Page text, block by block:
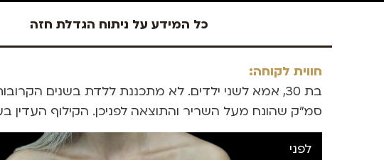
כל המידע על ניתוח הגדלת חזה
חווית לקוחה:
סמ”ק שהונח מעל השריר והתוצאה לפניכן. הקילוף העדין
לפני